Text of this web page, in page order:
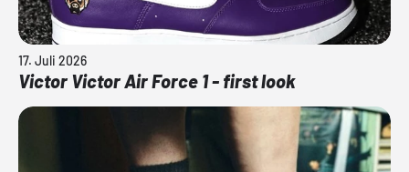
17. Juli 2026
Victor Victor Air Force 1 - first look